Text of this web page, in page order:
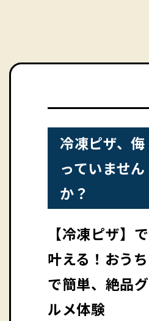
冷凍ピザ、侮
っていません
か？
【冷凍ピザ】で
叶える！おうち
で簡単、絶品グ
ルメ体験